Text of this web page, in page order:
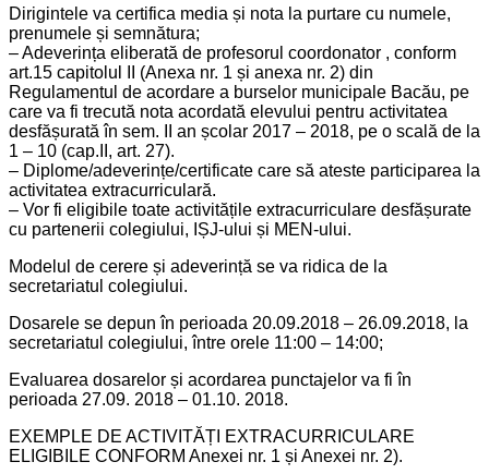
Dirigintele va certifica media și nota la purtare cu numele,
prenumele și semnătura;
– Adeverința eliberată de profesorul coordonator , conform
art.15 capitolul II (Anexa nr. 1 și anexa nr. 2) din
Regulamentul de acordare a burselor municipale Bacău, pe
care va fi trecută nota acordată elevului pentru activitatea
desfășurată în sem. II an școlar 2017 – 2018, pe o scală de la
1 – 10 (cap.II, art. 27).
– Diplome/adeverințe/certificate care să ateste participarea la
activitatea extracurriculară.
– Vor fi eligibile toate activitățile extracurriculare desfășurate
cu partenerii colegiului, IȘJ-ului și MEN-ului.
Modelul de cerere și adeverință se va ridica de la
secretariatul colegiului.
Dosarele se depun în perioada 20.09.2018 – 26.09.2018, la
secretariatul colegiului, între orele 11:00 – 14:00;
Evaluarea dosarelor și acordarea punctajelor va fi în
perioada 27.09. 2018 – 01.10. 2018.
EXEMPLE DE ACTIVITĂȚI EXTRACURRICULARE
ELIGIBILE CONFORM Anexei nr. 1 și Anexei nr. 2).